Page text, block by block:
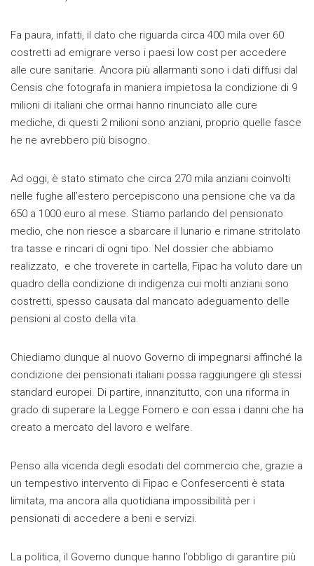
Fa paura, infatti, il dato che riguarda circa 400 mila over 60
costretti ad emigrare verso i paesi low cost per accedere
alle cure sanitarie. Ancora più allarmanti sono i dati diffusi dal
Censis che fotografa in maniera impietosa la condizione di 9
milioni di italiani che ormai hanno rinunciato alle cure
mediche, di questi 2 milioni sono anziani, proprio quelle fasce
he ne avrebbero più bisogno.
Ad oggi, è stato stimato che circa 270 mila anziani coinvolti
nelle fughe all’estero percepiscono una pensione che va da
650 a 1000 euro al mese. Stiamo parlando del pensionato
medio, che non riesce a sbarcare il lunario e rimane stritolato
tra tasse e rincari di ogni tipo. Nel dossier che abbiamo
realizzato, e che troverete in cartella, Fipac ha voluto dare un
quadro della condizione di indigenza cui molti anziani sono
costretti, spesso causata dal mancato adeguamento delle
pensioni al costo della vita.
Chiediamo dunque al nuovo Governo di impegnarsi affinché la
condizione dei pensionati italiani possa raggiungere gli stessi
standard europei. Di partire, innanzitutto, con una riforma in
grado di superare la Legge Fornero e con essa i danni che ha
creato a mercato del lavoro e welfare.
Penso alla vicenda degli esodati del commercio che, grazie a
un tempestivo intervento di Fipac e Confesercenti è stata
limitata, ma ancora alla quotidiana impossibilità per i
pensionati di accedere a beni e servizi.
La politica, il Governo dunque hanno l’obbligo di garantire più